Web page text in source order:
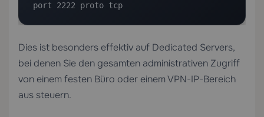
port 2222 proto tcp
Dies ist besonders effektiv auf Dedicated Servers,
bei denen Sie den gesamten administrativen Zugriff
von einem festen Büro oder einem VPN-IP-Bereich
aus steuern.